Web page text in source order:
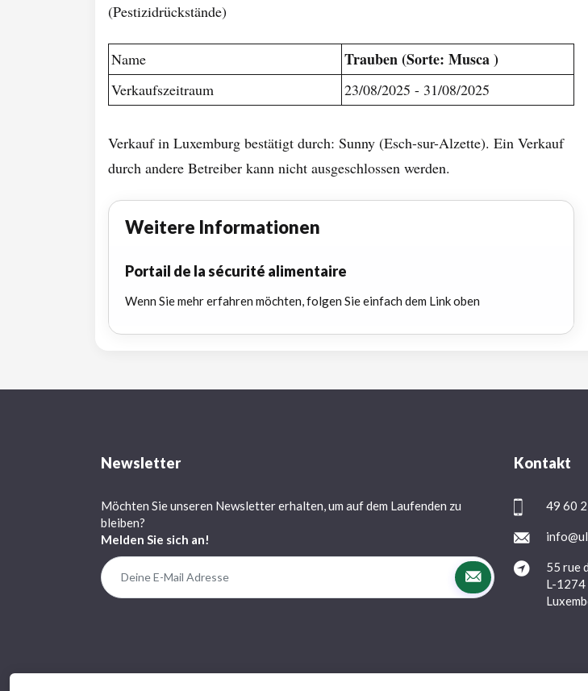
(Pestizidrückstände)
Name Trauben (Sorte: Musca )
Verkaufszeitraum 23/08/2025 - 31/08/2025
Verkauf in Luxemburg bestätigt durch: Sunny (Esch-sur-Alzette). Ein Verkauf
durch andere Betreiber kann nicht ausgeschlossen werden.
Weitere Informationen
Portail de la sécurité alimentaire
Wenn Sie mehr erfahren möchten, folgen Sie einfach dem Link oben
Newsletter
Möchten Sie unseren Newsletter erhalten, um auf dem Laufenden zu
bleiben?
Melden Sie sich an!
Kontakt
49 60
55 rue
L-1274